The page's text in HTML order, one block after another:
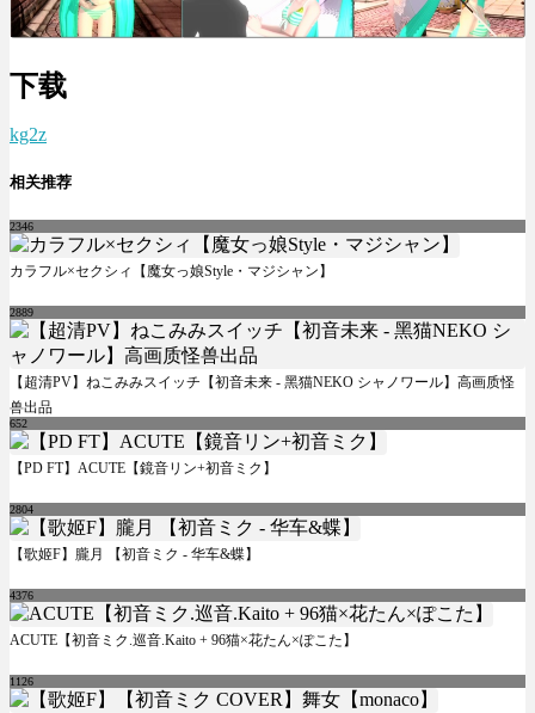
下载
kg2z
相关推荐
2346
カラフル×セクシィ【魔女っ娘Style・マジシャン】
2889
【超清PV】ねこみみスイッチ【初音未来 - 黑猫NEKO シャノワール】高画质怪
兽出品
652
【PD FT】ACUTE【鏡音リン+初音ミク】
2804
【歌姬F】朧月 【初音ミク - 华车&蝶】
4376
ACUTE【初音ミク.巡音.Kaito + 96猫×花たん×ぽこた】
1126